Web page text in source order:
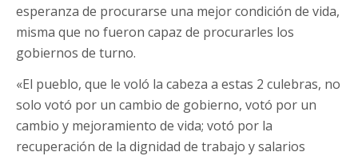
esperanza de procurarse una mejor condición de vida,
misma que no fueron capaz de procurarles los
gobiernos de turno.
«El pueblo, que le voló la cabeza a estas 2 culebras, no
solo votó por un cambio de gobierno, votó por un
cambio y mejoramiento de vida; votó por la
recuperación de la dignidad de trabajo y salarios